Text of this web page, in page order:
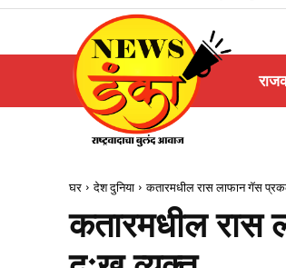
घर देश दुनिया कतारमधील रास लाफान गॅस
कतारमधील रास